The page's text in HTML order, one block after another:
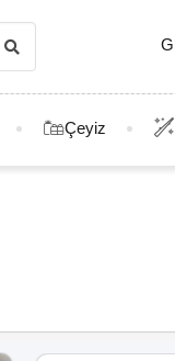
Çeyiz